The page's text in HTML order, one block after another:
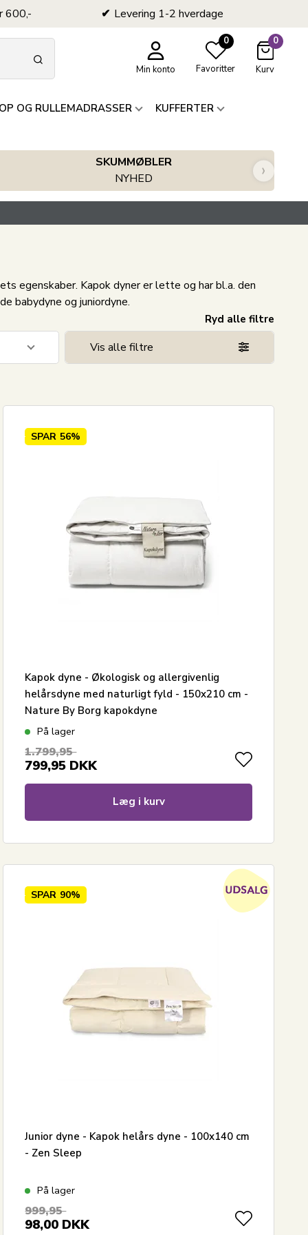
600,- Levering 1-2 hverdage
Min konto
0
Favoritter
0
Kurv
OG RULLEMADRASSER
KUFFERTER
SKUMMØBLER
NYHED
›
egenskaber. Kapok dyner er lette og har bl.a. den
babydyne og juniordyne.
Ryd alle filtre
Vis alle filtre
SPAR 56%
Kapok dyne - Økologisk og allergivenlig
helårsdyne med naturligt fyld - 150x210 cm -
Nature By Borg kapokdyne
På lager
1.799,95
799,95 DKK
Læg i kurv
SPAR 90%
Junior dyne - Kapok helårs dyne - 100x140 cm
- Zen Sleep
På lager
999,95
98,00 DKK